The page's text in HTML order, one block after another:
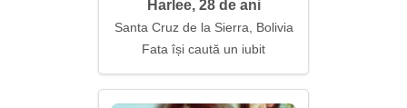
Harlee, 28 de ani
Santa Cruz de la Sierra, Bolivia
Fata își caută un iubit